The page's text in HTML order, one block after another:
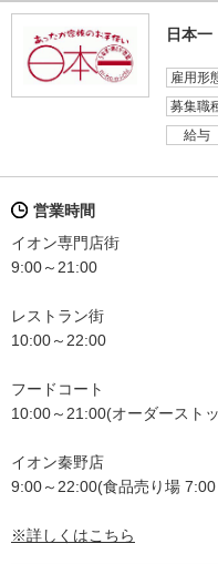
日本一
雇用形
募集職
給与
営業時間
イオン専門店街
9:00～21:00
レストラン街
10:00～22:00
フードコート
10:00～21:00(オーダースト
イオン秦野店
9:00～22:00(食品売り場
※詳しくはこちら